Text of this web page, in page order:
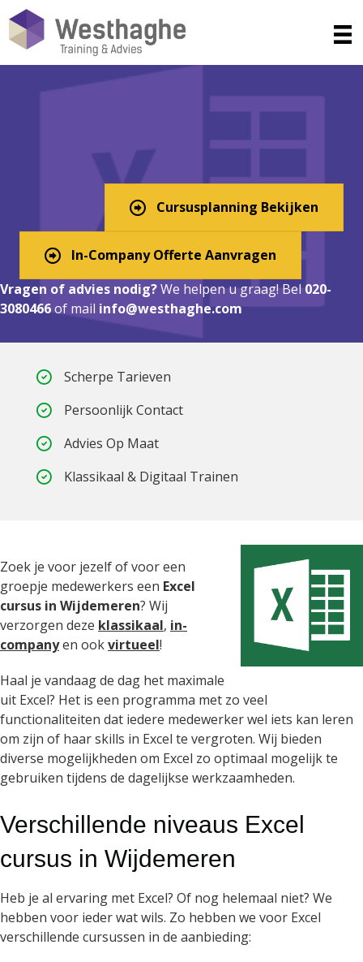
Excel Cursus in Wijdemeren?
Klassikaal!
Cursusplanning Bekijken
In-Company Offerte Aanvragen
Vragen of advies nodig?We helpen u graag! Bel020-
3080466of mail info@westhaghe.com
Scherpe Tarieven
Persoonlijk Contact
Advies Op Maat
Klassikaal & Digitaal Trainen
Zoek je voor jezelf of voor een
groepje medewerkers een Excel
cursus in Wijdemeren? Wij
verzorgen deze klassikaal, in-
companyen ookvirtueel!
Haal je vandaag de dag het maximale
uit Excel? Het is een programma met zo veel
functionaliteiten dat iedere medewerker wel iets kan leren
om zijn of haar skills in Excel te vergroten. Wij bieden
diverse mogelijkheden om Excel zo optimaal mogelijk te
gebruiken tijdens de dagelijkse werkzaamheden.
Verschillende niveaus Excel
cursus in Wijdemeren
Heb je al ervaring met Excel? Of nog helemaal niet? We
hebben voor ieder wat wils. Zo hebben we voor Excel
verschillende cursussen in de aanbieding: